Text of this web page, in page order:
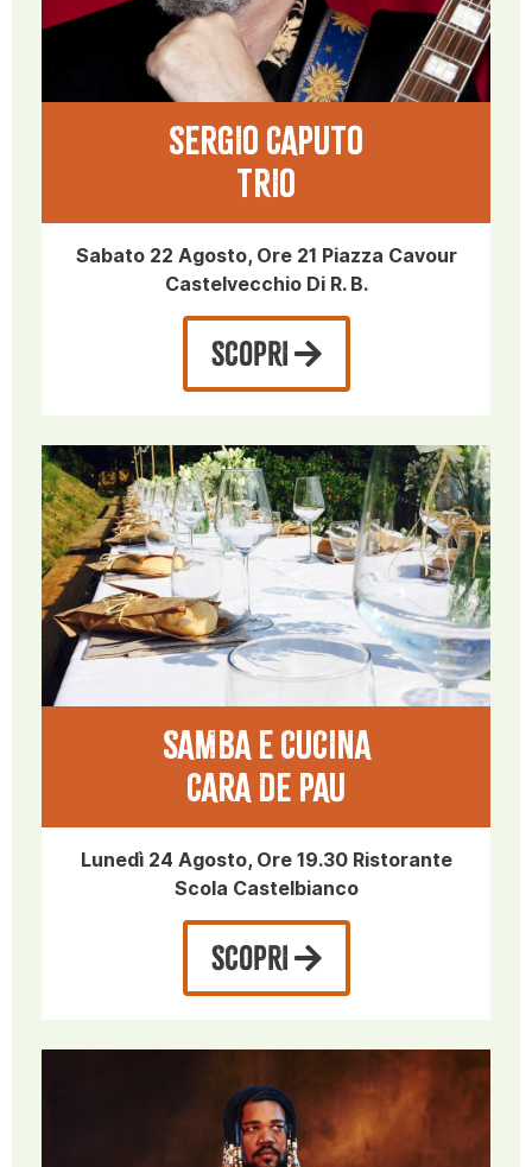
SERGIO CAPUTO
TRIO
Sabato 22 Agosto, Ore 21 Piazza Cavour
Castelvecchio Di R. B.
SCOPRI
SAMBA E CUCINA
CARA DE PAU
Lunedì 24 Agosto, Ore 19.30 Ristorante
Scola Castelbianco
SCOPRI